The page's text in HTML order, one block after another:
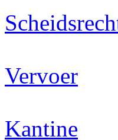
Vervoer
Kantine